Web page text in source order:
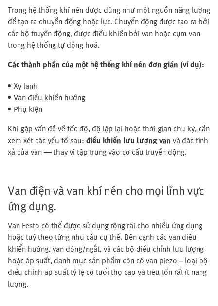
Trong hệ thống khí nén được dùng như một nguồn năng lượng
để tạo ra chuyển động hoặc lực. Chuyển động được tạo ra bởi
các bộ truyền động, được điều khiển bởi van hoặc cụm van
trong hệ thống tự động hoá.
Các thành phần của một hệ thống khí nén đơn giản (ví dụ):
Xy lanh
Van điều khiển hướng
Phụ kiện
Khi gặp vấn đề về tốc độ, độ lặp lại hoặc thời gian chu kỳ, cần
xem xét các yếu tố sau: điều khiển lưu lượng van và đặc tính
xả của van — thay vì tập trung vào cơ cấu truyền động.
Van điện và van khí nén cho mọi lĩnh vực
ứng dụng.
Van Festo có thể được sử dụng rộng rãi cho nhiều ứng dụng
hoặc tuỳ theo từng nhu cầu cụ thể. Bên cạnh các van điều
khiển hướng, van đóng/ngắt, và các bộ điều chỉnh lưu lượng
hoặc áp suất, danh mục sản phẩm còn có van piezo – loại bộ
điều chỉnh áp suất tỷ lệ có tuổi thọ cao và tiêu tốn rất ít năng
lượng.